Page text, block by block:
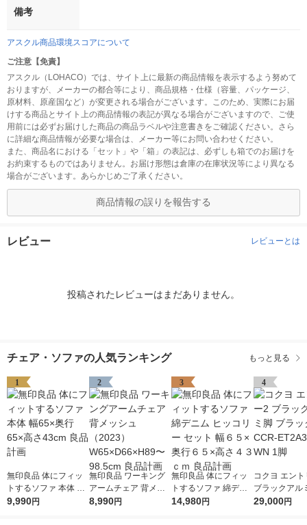
備考
アスクル商品環境スコアについて
ご注意【免責】
アスクル（LOHACO）では、サイト上に最新の商品情報を表示するよう努めて
おりますが、メーカーの都合等により、商品規格・仕様（容量、パッケージ、
原材料、原産国など）が変更される場合がございます。このため、実際にお届
けする商品とサイト上の商品情報の表記が異なる場合がございますので、ご使
用前には必ずお届けした商品の商品ラベルや注意書きをご確認ください。さら
に詳細な商品情報が必要な場合は、メーカー等にお問い合わせください。
また、商品名における「セット」や「箱」の表記は、必ずしも箱でのお届けを
お約束するものではありません。お届け形態は倉庫の在庫状況等により異なる
場合がございます。あらかじめご了承ください。
商品情報の誤りを報告する
レビュー レビューとは
投稿されたレビューはまだありません。
チェア・ソファの人気ランキング もっと見る
1
無印良品 体にフィッ
トするソファ 本体 幅
65×奥行65×高さ43cm
9,990円
2
無印良品 ワーキング
アームチェア 背メッ
シュ （2023） W65×
8,990円
3
無印良品 体にフィッ
トするソファ 綿デニ
ム ヒッコリー セット
14,980円
4
コクヨ エン
ブラックアル
ラック CCR-
29,000円